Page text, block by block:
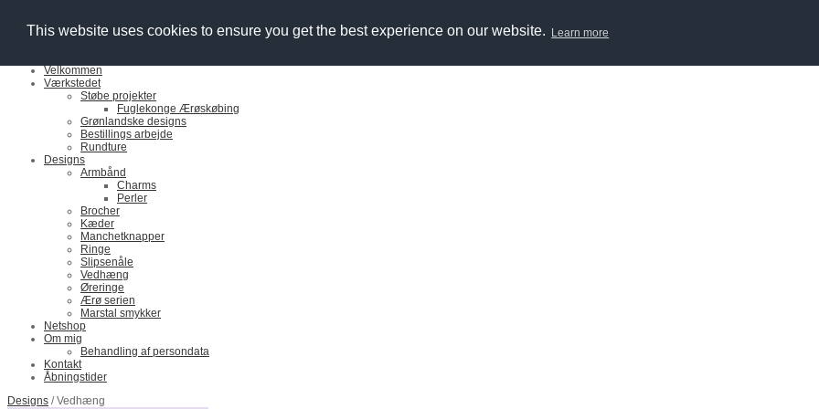
This website uses cookies to ensure you get the best experience on our website. Learn more
YourDesign Nordic
Velkommen
Værkstedet
Støbe projekter
Fuglekonge Ærøskøbing
Grønlandske designs
Bestillings arbejde
Rundture
Designs
Armbånd
Charms
Perler
Brocher
Kæder
Manchetknapper
Ringe
Slipsenåle
Vedhæng
Øreringe
Ærø serien
Marstal smykker
Netshop
Om mig
Behandling af persondata
Kontakt
Åbningstider
Designs / Vedhæng